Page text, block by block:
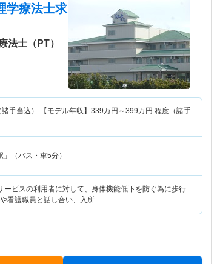
学療法士求
法士（PT）
手当込） 【モデル年収】 339万円～399万円 程度（諸手
（バス・車5分）
ビスの利用者に対して、身体機能低下を防ぐ為に歩行
看護職員と話し合い、入所…